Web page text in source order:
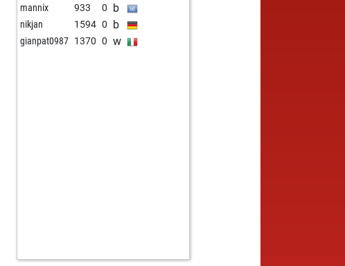
mannix 933 0 b
nikjan 1594 0 b
gianpat0987 1370 0 w